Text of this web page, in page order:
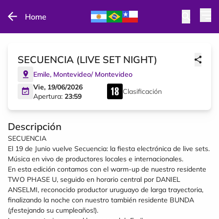
Home
SECUENCIA (LIVE SET NIGHT)
Emile, Montevideo/ Montevideo
Vie, 19/06/2026
Apertura: 23:59
Clasificación
Descripción
SECUENCIA
El 19 de Junio vuelve Secuencia: la fiesta electrónica de live sets.
Música en vivo de productores locales e internacionales.
En esta edición contamos con el warm-up de nuestro residente
TWO PHASE U, seguido en horario central por DANIEL
ANSELMI, reconocido productor uruguayo de larga trayectoria,
finalizando la noche con nuestro también residente BUNDA
(¡festejando su cumpleaños!).